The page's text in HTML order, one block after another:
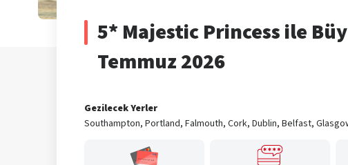
5* Majestic Princess ile
Temmuz 2026
Gezilecek Yerler
Southampton, Portland, Falmouth, Cork, Dublin, Belfast,
Çağatay Yılmaz Yükseloğulları
Çağatay Yılmaz Yükseloğulları